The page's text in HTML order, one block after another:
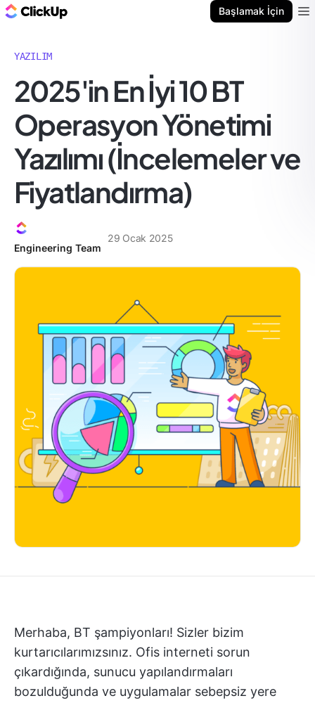
Başlamak İçin
YAZILIM
2025'in En İyi 10 BT
Operasyon Yönetimi
Yazılımı (İncelemeler ve
Fiyatlandırma)
Engineering Team
29 Ocak 2025
Merhaba, BT şampiyonları! Sizler bizim
kurtarıcılarımızsınız. Ofis interneti sorun
çıkardığında, sunucu yapılandırmaları
bozulduğunda ve uygulamalar sebepsiz yere